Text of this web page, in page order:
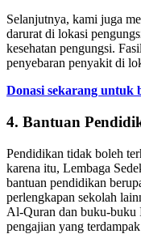
Selanjutnya, kami juga
darurat di lokasi
kesehatan pengungsi.
penyebaran penyakit di
Donasi sekarang untuk
4. Bantuan
Pendidikan tidak boleh
karena itu, Lembaga
bantuan pendidikan
perlengkapan sekolah
Al-Quran dan buku-buku
pengajian yang